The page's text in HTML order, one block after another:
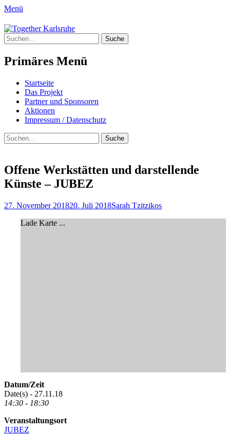
Menü
Together Karlsruhe
Integration von jungen Menschen mit
Fluchterfahrung und
Migrationshintergrund
Suche
nach:
Primäres Menü
Springe
zum
Inhalt
Startseite
Das Projekt
Partner und Sponsoren
Aktionen
Impressum / Datenschutz
Suchen
Suche
nach:
Offene Werkstätten und darstellende
Künste – JUBEZ
Posted
27. November 201820. Juli 2018Author
Sarah Tzitzikos
Lade Karte ...
Datum/Zeit
Date(s) - 27.11.18
14:30 - 18:30
Veranstaltungsort
JUBEZ